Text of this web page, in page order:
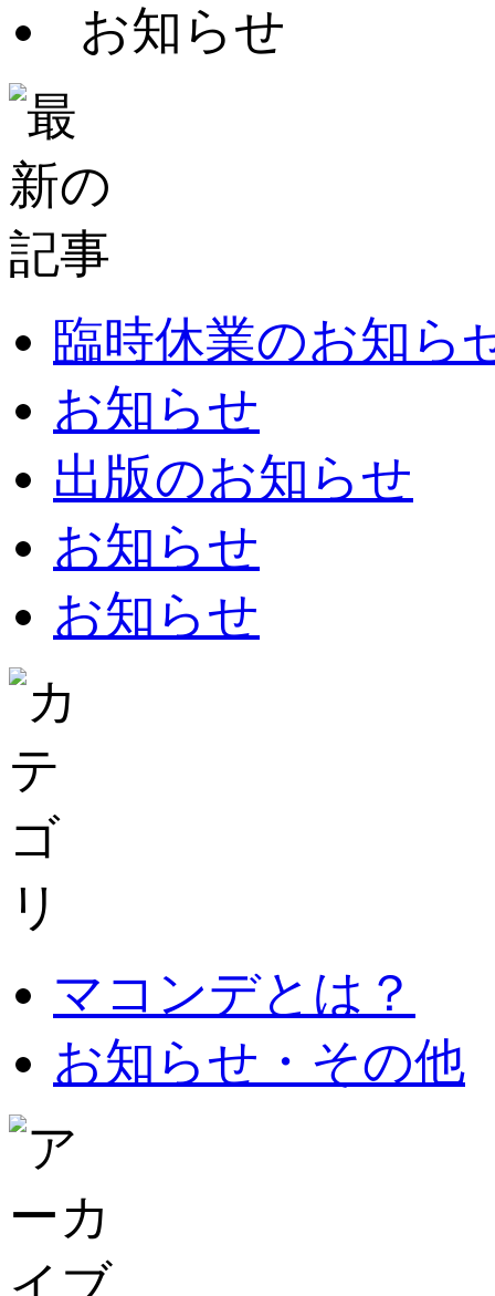
お知らせ
臨時休業のお知ら
お知らせ
出版のお知らせ
お知らせ
お知らせ
マコンデとは？
お知らせ・その他